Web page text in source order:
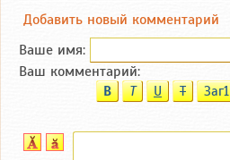
Добавить новый комментарий
Ваше имя:
Ваш комментарий:
B T U T Заг1